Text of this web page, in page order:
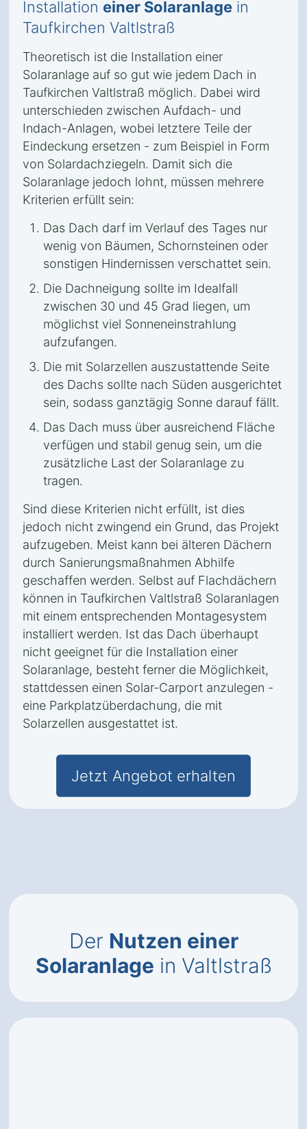
Installation einer Solaranlage in
Taufkirchen Valtlstraß
Theoretisch ist die Installation einer
Solaranlage auf so gut wie jedem Dach in
Taufkirchen Valtlstraß möglich. Dabei wird
unterschieden zwischen Aufdach- und
Indach-Anlagen, wobei letztere Teile der
Eindeckung ersetzen - zum Beispiel in Form
von Solardachziegeln. Damit sich die
Solaranlage jedoch lohnt, müssen mehrere
Kriterien erfüllt sein:
Das Dach darf im Verlauf des Tages nur
wenig von Bäumen, Schornsteinen oder
sonstigen Hindernissen verschattet sein.
Die Dachneigung sollte im Idealfall
zwischen 30 und 45 Grad liegen, um
möglichst viel Sonneneinstrahlung
aufzufangen.
Die mit Solarzellen auszustattende Seite
des Dachs sollte nach Süden ausgerichtet
sein, sodass ganztägig Sonne darauf fällt.
Das Dach muss über ausreichend Fläche
verfügen und stabil genug sein, um die
zusätzliche Last der Solaranlage zu
tragen.
Sind diese Kriterien nicht erfüllt, ist dies
jedoch nicht zwingend ein Grund, das Projekt
aufzugeben. Meist kann bei älteren Dächern
durch Sanierungsmaßnahmen Abhilfe
geschaffen werden. Selbst auf Flachdächern
können in Taufkirchen Valtlstraß Solaranlagen
mit einem entsprechenden Montagesystem
installiert werden. Ist das Dach überhaupt
nicht geeignet für die Installation einer
Solaranlage, besteht ferner die Möglichkeit,
stattdessen einen Solar-Carport anzulegen -
eine Parkplatzüberdachung, die mit
Solarzellen ausgestattet ist.
Jetzt Angebot erhalten
Der Nutzen einer
Solaranlage in Valtlstraß